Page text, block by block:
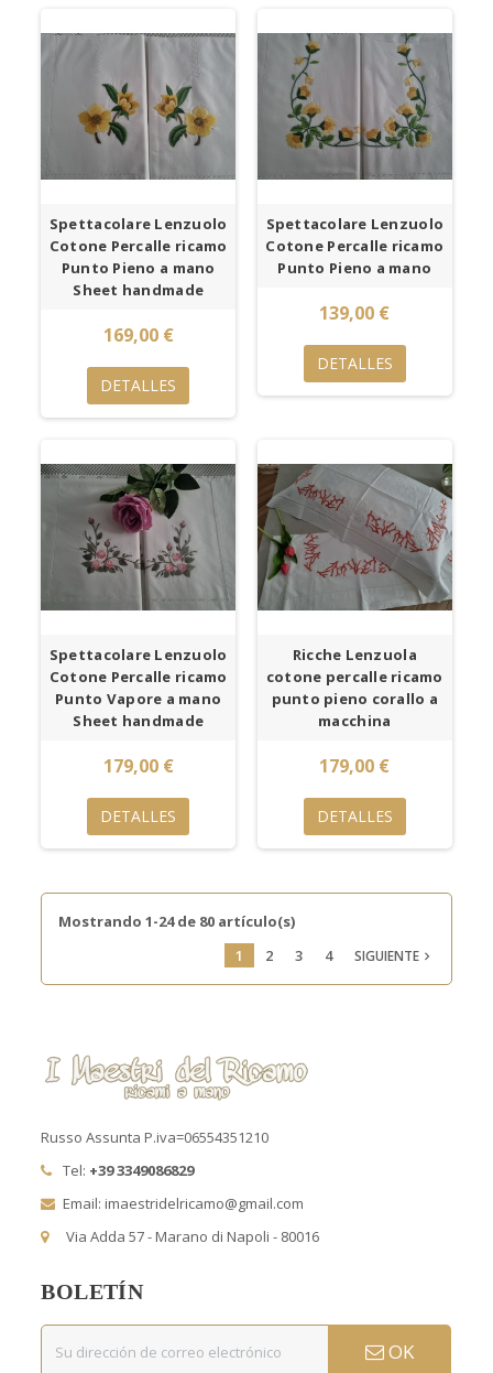
Spettacolare Lenzuolo
Cotone Percalle ricamo
Punto Pieno a mano
Sheet handmade
169,00 €
DETALLES
Spettacolare Lenzuolo
Cotone Percalle ricamo
Punto Pieno a mano
139,00 €
DETALLES
Spettacolare Lenzuolo
Cotone Percalle ricamo
Punto Vapore a mano
Sheet handmade
179,00 €
DETALLES
Ricche Lenzuola
cotone percalle ricamo
punto pieno corallo a
macchina
179,00 €
DETALLES
Mostrando 1-24 de 80 artículo(s)
1
2 3 4 SIGUIENTE
Russo Assunta P.iva=06554351210
Tel: +39 3349086829
Email: imaestridelricamo@gmail.com
Via Adda 57 - Marano di Napoli - 80016
BOLETÍN
OK